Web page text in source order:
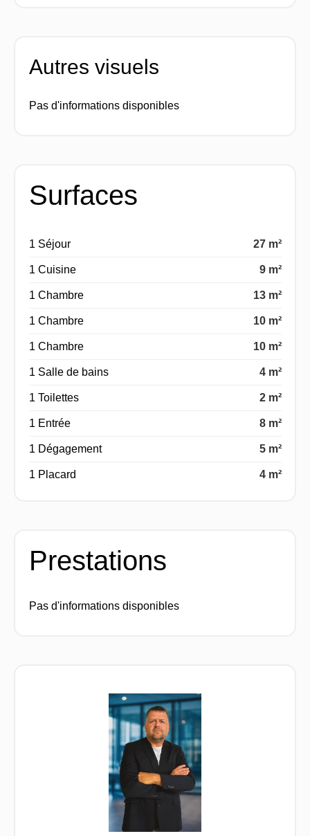
Autres visuels
Pas d'informations disponibles
Surfaces
1 Séjour 27 m²
1 Cuisine 9 m²
1 Chambre 13 m²
1 Chambre 10 m²
1 Chambre 10 m²
1 Salle de bains 4 m²
1 Toilettes 2 m²
1 Entrée 8 m²
1 Dégagement 5 m²
1 Placard 4 m²
Prestations
Pas d'informations disponibles